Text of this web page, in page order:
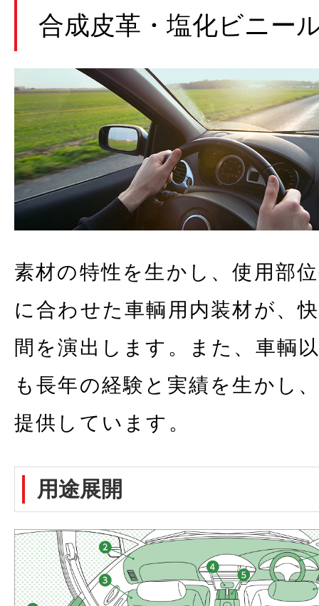
合成皮革・塩化ビニー
素材の特性を生かし、使用部
に合わせた車輌用内装材が、
間を演出します。また、車輌
も長年の経験と実績を生かし
提供しています。
用途展開